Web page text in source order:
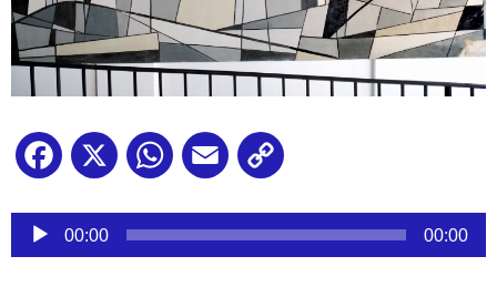
Facebook
X WhatsApp
Email
Reproductor
audio
00:00 00:00